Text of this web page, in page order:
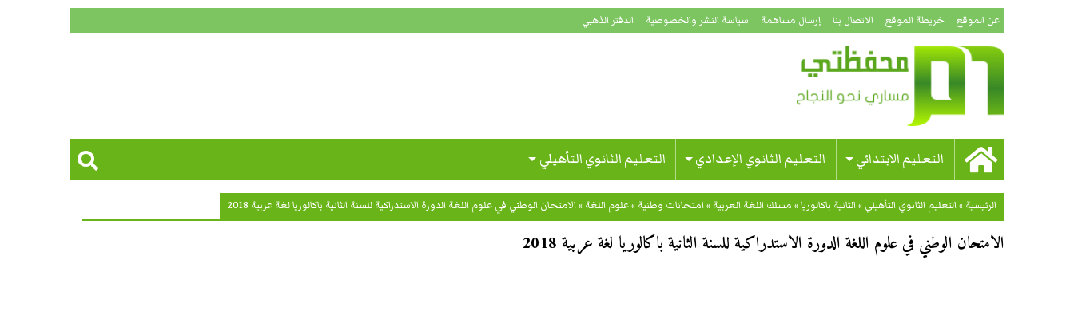
عن الموقع خريطة الموقع الاتصال بنا إرسال مساهمة سياسة النشر والخصوصية الدفتر الذهبي
التعليم الابتدائي التعليم الثانوي الإعدادي التعليم الثانوي التأهيلي
الرئيسية »التعليم الثانوي التأهيلي »الثانية باكالوريا» مسلك اللغة العربية »امتحانات وطنية »علوم اللغة »الامتحان الوطني في علوم اللغة الدورة الاستدراكية للسنة الثانية باكالوريا لغة عربية 2018
الامتحان الوطني في علوم اللغة الدورة الاستدراكية للسنة الثانية باكالوريا لغة عربية 2018